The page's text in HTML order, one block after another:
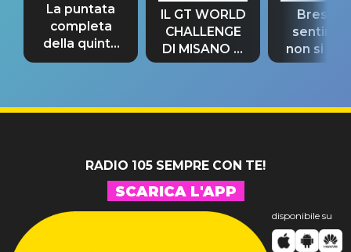
La puntata
completa
della quinta
tappa
IL GT WORLD
CHALLENGE
DI MISANO si
riconferma
Bresh:
non si
fino alla
RADIO 105 SEMPRE CON TE!
SCARICA L'APP
disponibile su